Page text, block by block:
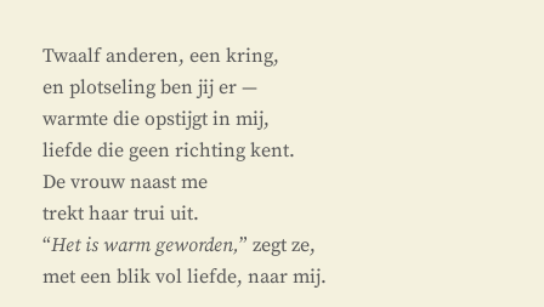
Twaalf anderen, een kring,
en plotseling ben jij er —
warmte die opstijgt in mij,
liefde die geen richting kent.
De vrouw naast me
trekt haar trui uit.
“Het is warm geworden,” zegt ze,
met een blik vol liefde, naar mij.